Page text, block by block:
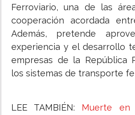
Ferroviario, una de las
cooperación acordada
Además, pretende
experiencia y el desarrollo
empresas de la República
los sistemas de transporte
LEE TAMBIÉN: Muerte